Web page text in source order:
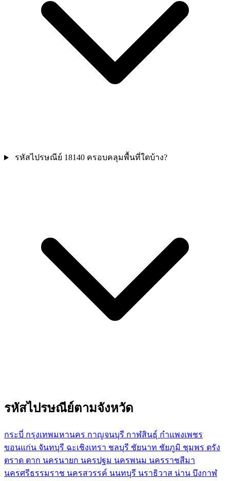
รหัสไปรษณีย์ 18140 ครอบคลุมพื้นที่ใดบ้าง?
รหัสไปรษณีย์ตามจังหวัด
กระบี่ กรุงเทพมหานคร กาญจนบุรี กาฬสินธุ์ กำแพงเพชร
ขอนแก่น จันทบุรี ฉะเชิงเทรา ชลบุรี ชัยนาท ชัยภูมิ ชุมพร ตรัง
ตราด ตาก นครนายก นครปฐม นครพนม นครราชสีมา
นครศรีธรรมราช นครสวรรค์ นนทบุรี นราธิวาส น่าน บึงกาฬ